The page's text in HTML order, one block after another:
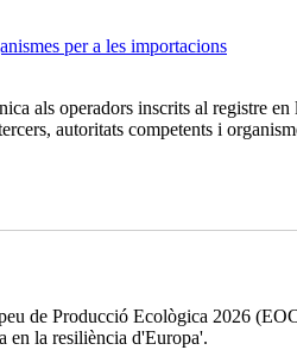
per a les importacions
als operadors inscrits al registre
autoritats competents i
de Producció Ecològica 2026
en la resiliència d'Europa'.